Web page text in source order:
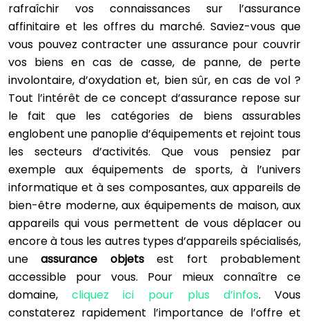
rafraîchir vos connaissances sur l’assurance
affinitaire et les offres du marché. Saviez-vous que
vous pouvez contracter une assurance pour couvrir
vos biens en cas de casse, de panne, de perte
involontaire, d’oxydation et, bien sûr, en cas de vol ?
Tout l’intérêt de ce concept d’assurance repose sur
le fait que les catégories de biens assurables
englobent une panoplie d’équipements et rejoint tous
les secteurs d’activités. Que vous pensiez par
exemple aux équipements de sports, à l’univers
informatique et à ses composantes, aux appareils de
bien-être moderne, aux équipements de maison, aux
appareils qui vous permettent de vous déplacer ou
encore à tous les autres types d’appareils spécialisés,
uneassurance objetsest fort probablement
accessible pour vous. Pour mieux connaître ce
domaine,cliquez ici pour plus d’infos. Vous
constaterez rapidement l’importance de l’offre et